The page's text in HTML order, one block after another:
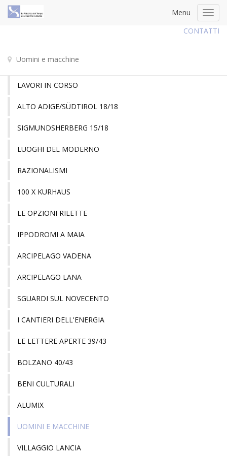
Menu
CONTATTI
Uomini e macchine
LAVORI IN CORSO
ALTO ADIGE/SÜDTIROL 18/18
SIGMUNDSHERBERG 15/18
LUOGHI DEL MODERNO
RAZIONALISMI
100 X KURHAUS
LE OPZIONI RILETTE
IPPODROMI A MAIA
ARCIPELAGO VADENA
ARCIPELAGO LANA
SGUARDI SUL NOVECENTO
I CANTIERI DELL'ENERGIA
LE LETTERE APERTE 39/43
BOLZANO 40/43
BENI CULTURALI
ALUMIX
UOMINI E MACCHINE
VILLAGGIO LANCIA